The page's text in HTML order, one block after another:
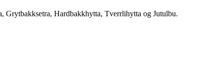
Grytbakksetra, Hardbakkhytta, Tverrlihytta og Jutulbu.